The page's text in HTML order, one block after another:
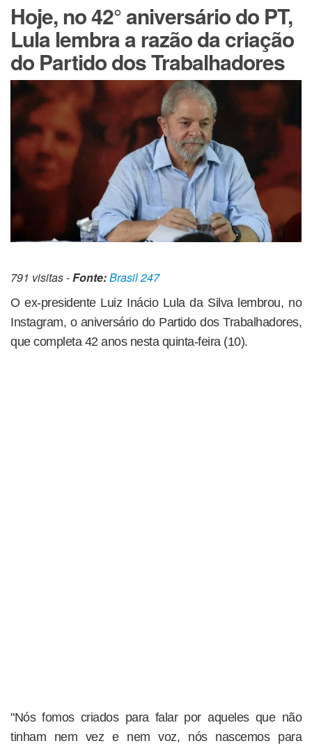
Hoje, no 42° aniversário do PT,
Lula lembra a razão da criação
do Partido dos Trabalhadores
791 visitas -Fonte:Brasil 247
O ex-presidente Luiz Inácio Lula da Silva lembrou, no
Instagram, o aniversário do Partido dos Trabalhadores,
que completa 42 anos nesta quinta-feira (10).
"Nós fomos criados para falar por aqueles que não
tinham nem vez e nem voz, nós nascemos para